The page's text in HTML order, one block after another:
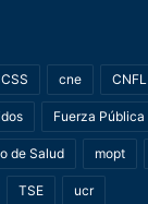
cne CNFL
Fuerza Pública
de Salud mopt
TSE ucr